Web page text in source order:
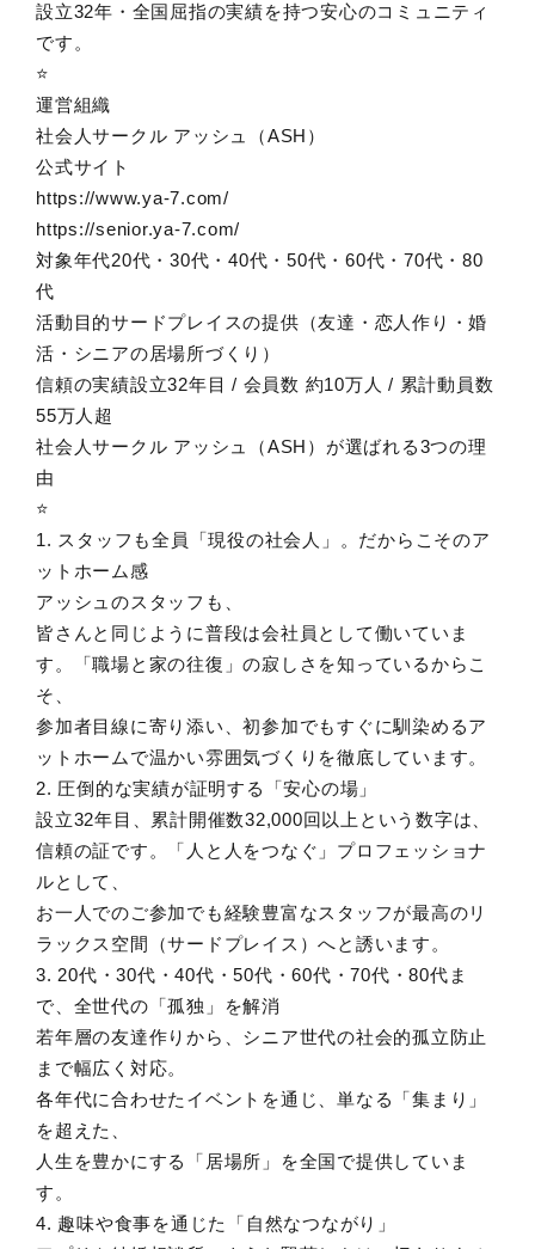
設立32年・全国屈指の実績を持つ安心のコミュニティ
です。
⭐️
運営組織
社会人サークル アッシュ（ASH）
公式サイト
https://www.ya-7.com/
https://senior.ya-7.com/
対象年代20代・30代・40代・50代・60代・70代・80
代
活動目的サードプレイスの提供（友達・恋人作り・婚
活・シニアの居場所づくり）
信頼の実績設立32年目 / 会員数 約10万人 / 累計動員数
55万人超
社会人サークル アッシュ（ASH）が選ばれる3つの理
由
⭐️
1. スタッフも全員「現役の社会人」。だからこそのア
ットホーム感
アッシュのスタッフも、
皆さんと同じように普段は会社員として働いていま
す。「職場と家の往復」の寂しさを知っているからこ
そ、
参加者目線に寄り添い、初参加でもすぐに馴染めるア
ットホームで温かい雰囲気づくりを徹底しています。
2. 圧倒的な実績が証明する「安心の場」
設立32年目、累計開催数32,000回以上という数字は、
信頼の証です。「人と人をつなぐ」プロフェッショナ
ルとして、
お一人でのご参加でも経験豊富なスタッフが最高のリ
ラックス空間（サードプレイス）へと誘います。
3. 20代・30代・40代・50代・60代・70代・80代ま
で、全世代の「孤独」を解消
若年層の友達作りから、シニア世代の社会的孤立防止
まで幅広く対応。
各年代に合わせたイベントを通じ、単なる「集まり」
を超えた、
人生を豊かにする「居場所」を全国で提供していま
す。
4. 趣味や食事を通じた「自然なつながり」